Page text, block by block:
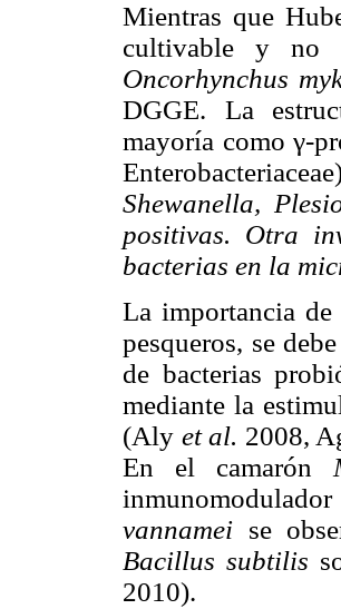
Mientras que
cultivable y no
Oncorhynchus
DGGE. La
mayoría como γ-
Shewanella,
positivas. Otra
bacterias en la
La importancia de
pesqueros, se
de bacterias
mediante la
(Aly et al. 2008,
En el camarón
vannamei se
Bacillus subtilis
2010).